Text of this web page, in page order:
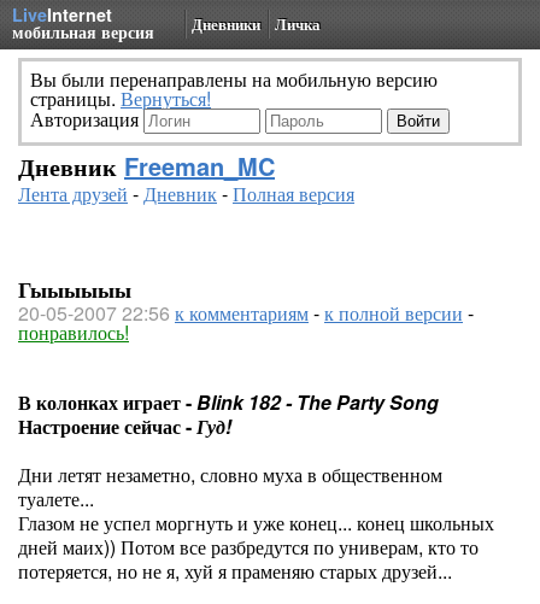
LiveInternet
мобильная версия Дневники Личка
Вы были перенаправлены на мобильную версию
страницы. Вернуться!
Авторизация
Дневник Freeman_MC
Лента друзей -Дневник-Полная версия
Гыыыыыы
20-05-2007 22:56 к комментариям-к полной версии -
понравилось!
В колонках играет -Blink 182 - The Party Song
Настроение сейчас -Гуд!
Дни летят незаметно, словно муха в общественном
туалете...
Глазом не успел моргнуть и уже конец... конец школьных
дней маих)) Потом все разбредутся по универам, кто то
потеряется, но не я, хуй я праменяю старых друзей...